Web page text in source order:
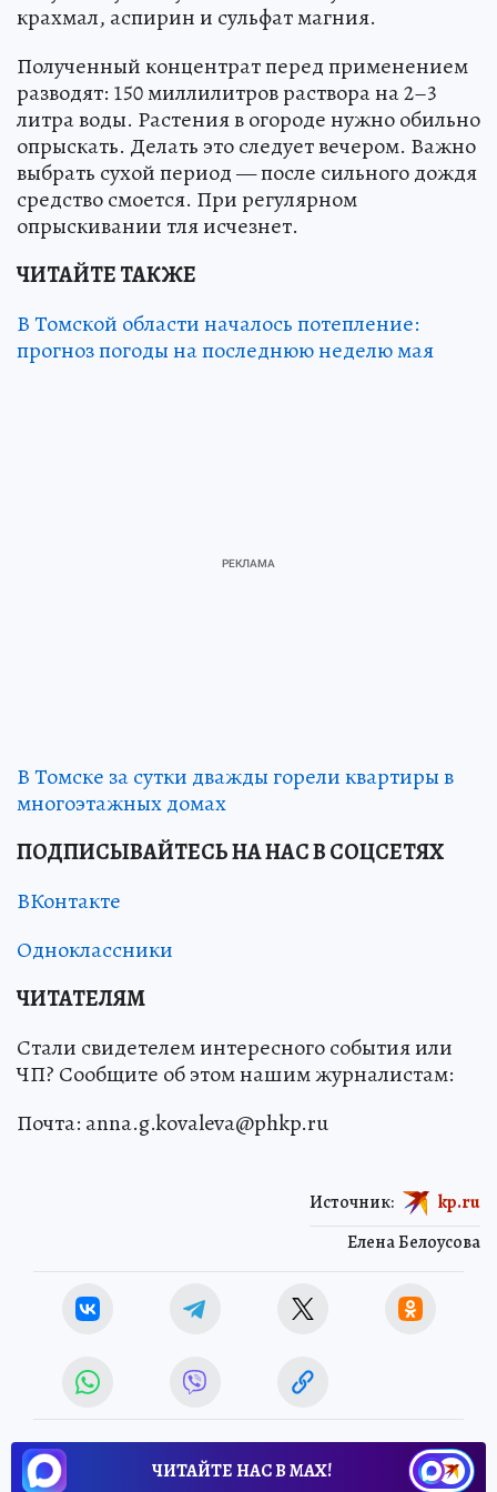
крахмал, аспирин и сульфат магния.
Полученный концентрат перед применением
разводят: 150 миллилитров раствора на 2–3
литра воды. Растения в огороде нужно обильно
опрыскать. Делать это следует вечером. Важно
выбрать сухой период — после сильного дождя
средство смоется. При регулярном
опрыскивании тля исчезнет.
ЧИТАЙТЕ ТАКЖЕ
В Томской области началось потепление:
прогноз погоды на последнюю неделю мая
В Томске за сутки дважды горели квартиры в
многоэтажных домах
ПОДПИСЫВАЙТЕСЬ НА НАС В СОЦСЕТЯХ
ВКонтакте
Одноклассники
ЧИТАТЕЛЯМ
Стали свидетелем интересного события или
ЧП? Сообщите об этом нашим журналистам:
Почта: anna.g.kovaleva@phkp.ru
Елена Белоусова
Источник: kp.ru
ЧИТАЙТЕ НАС В МАХ!